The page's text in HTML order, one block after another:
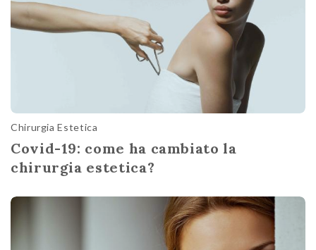
Chirurgia Estetica
Covid-19: come ha cambiato la
chirurgia estetica?